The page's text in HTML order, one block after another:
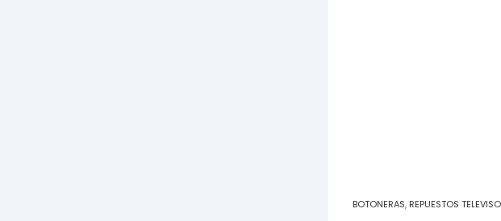
BOTONERAS, REPUESTOS